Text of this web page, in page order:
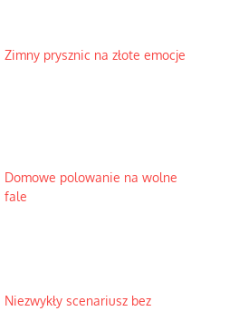
Zimny prysznic na złote emocje
Domowe polowanie na wolne
fale
Niezwykły scenariusz bez